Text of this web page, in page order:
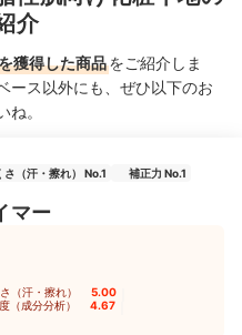
介
獲得した商品をご紹介しま
ース以外にも、ぜひ以下のお
。
さ（汗・擦れ） No.1 補正力 No.1
マー
（汗・擦れ） 5.00
（成分分析） 4.67